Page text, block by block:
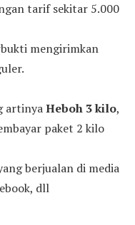
tarif sekitar 5.000
mengirimkan
artinyaHeboh 3 kilo,
paket 2 kilo
berjualan di media
dll